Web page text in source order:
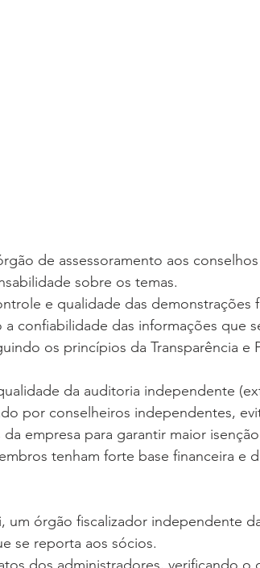
de assessoramento aos
sobre os temas.
confiabilidade das informações que
os princípios da Transparência e
por conselheiros independentes,
empresa para garantir maior
um órgão fiscalizador independente
se reporta aos sócios.